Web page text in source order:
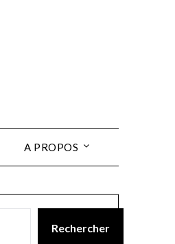
A PROPOS
Rechercher